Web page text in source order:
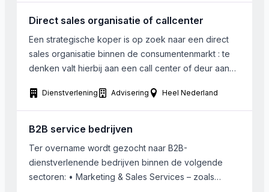
huidige Aandeelhouder, welke […]
Direct sales organisatie of callcenter
Een strategische koper is op zoek naar een direct
sales organisatie binnen de consumentenmarkt : te
denken valt hierbij aan een call center of deur aan
bezig met koude acquisitie.
Dienstverlening Advisering Heel Nederland
B2B service bedrijven
Ter overname wordt gezocht naar B2B-
dienstverlenende bedrijven binnen de volgende
sectoren: • Marketing & Sales Services – zoals